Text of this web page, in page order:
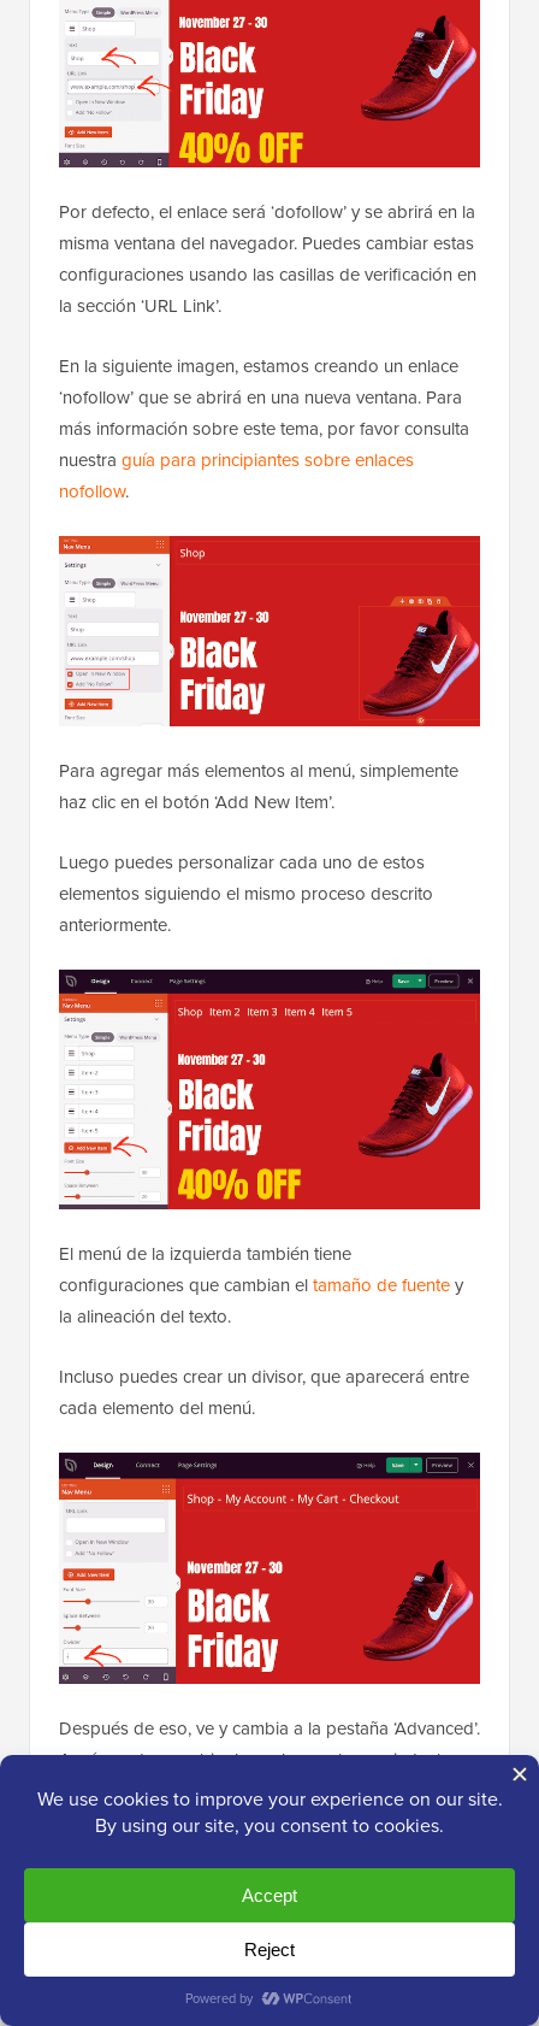
Por defecto, el enlace será ‘dofollow’ y se abrirá en la
misma ventana del navegador. Puedes cambiar estas
configuraciones usando las casillas de verificación en
la sección ‘URL Link’.
En la siguiente imagen, estamos creando un enlace
‘nofollow’ que se abrirá en una nueva ventana. Para
más información sobre este tema, por favor consulta
nuestra guía para principiantes sobre enlaces
nofollow.
Para agregar más elementos al menú, simplemente
haz clic en el botón ‘Add New Item’.
Luego puedes personalizar cada uno de estos
elementos siguiendo el mismo proceso descrito
anteriormente.
El menú de la izquierda también tiene
configuraciones que cambian eltamaño de fuentey
la alineación del texto.
Incluso puedes crear un divisor, que aparecerá entre
cada elemento del menú.
Después de eso, ve y cambia a la pestaña ‘Advanced’.
Aquí, puedes cambiar los colores, el espaciado, la
tipografía y otras opciones avanzadas del menú.
se actualizará automáticamente, para que puedas
probar diferentes configuraciones y ver qué queda